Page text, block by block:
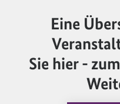
Eine
Sie hier -